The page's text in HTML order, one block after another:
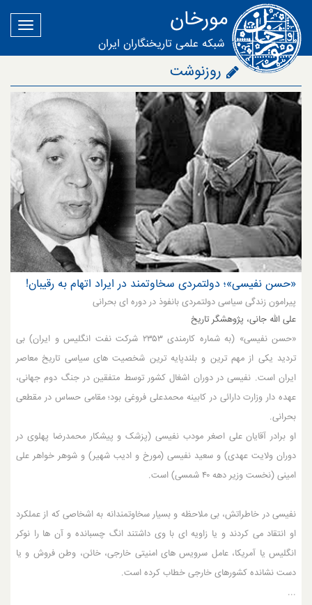
مورخان
شبکه علمی تاریخنگاران ایران
روزنوشت
«حسن نفیسی»؛ دولتمردی سخاوتمند در ایراد اتهام به رقیبان!
پیرامون زندگی سیاسی دولتمردی بانفوذ در دوره ای بحرانی
علی الله جانی، پژوهشگر تاریخ
«حسن نفیسی» (به شماره کارمندی ۲۳۵۳ شرکت نفت انگلیس و ایران) بی
تردید یکی از مهم ترین و بلندپایه ترین شخصیت های سیاسی تاریخ معاصر
ایران است. نفیسی در دوران اشغال کشور توسط متفقین در جنگ دوم جهانی،
عهده دار وزارت دارائی در کابینه محمدعلی فروغی بود؛ مقامی حساس در مقطعی
بحرانی.
او برادر آقایان علی اصغر مودب نفیسی (پزشک و پیشکار محمدرضا پهلوی در
دوران ولایت عهدی) و سعید نفیسی (مورخ و ادیب شهیر) و شوهر خواهر علی
امینی (نخست وزیر دهه ۴۰ شمسی) است.
نفیسی در خاطراتش، بی ملاحظه و بسیار سخاوتمندانه به اشخاصی که از عملکرد
او انتقاد می کردند و یا زاویه ای با وی داشتند انگ چسبانده و آن ها را نوکر
انگلیس یا آمریکا، عامل سرویس های امنیتی خارجی، خائن، وطن فروش و یا
دست نشانده کشورهای خارجی خطاب کرده است.
...